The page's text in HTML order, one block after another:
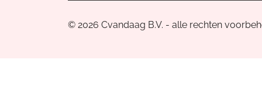
© 2026 Cvandaag B.V. - alle rechten